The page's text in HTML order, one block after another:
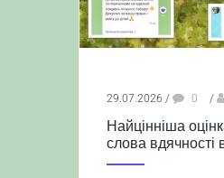
29.07.2026 / 0 /
Найцінніша
слова вдячності